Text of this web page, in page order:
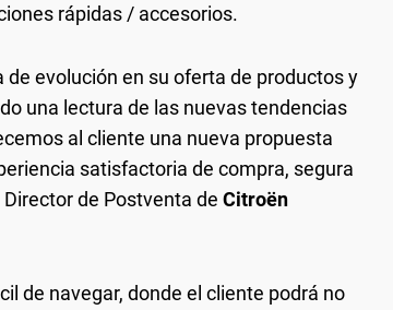
rápidas / accesorios.
evolución en su oferta de productos y
una lectura de las nuevas tendencias
al cliente una nueva propuesta
satisfactoria de compra, segura
de Postventa de Citroën
de navegar, donde el cliente podrá no